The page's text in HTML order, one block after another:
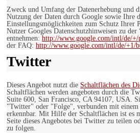
Zweck und Umfang der Datenerhebung und
Nutzung der Daten durch Google sowie Ihre
Einstellungsmöglichkeiten zum Schutz Ihrer
Nutzer Googles Datenschutzhinweisen zu der
entnehmen: http://www.google.com/intl/de/
der FAQ: http://www.google.com/intl/de/+1/
Twitter
Dieses Angebot nutzt die Schaltflächen des
Schaltflächen werden angeboten durch die
Suite 600, San Francisco, CA 94107, USA.
"Twitter" oder "Folge", verbunden mit
erkennbar. Mit Hilfe der Schaltflächen ist es
Seite dieses Angebotes bei Twitter zu teilen
zu folgen.